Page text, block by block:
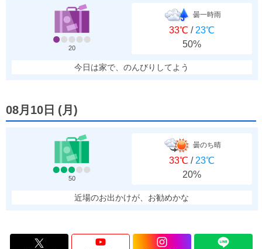
20
曇一時雨
33℃ / 23℃
50%
今日は家で、のんびりしてよう
08月10日 (月 )
50
曇のち晴
33℃ / 23℃
20%
近場のお出かけが、お勧めかな